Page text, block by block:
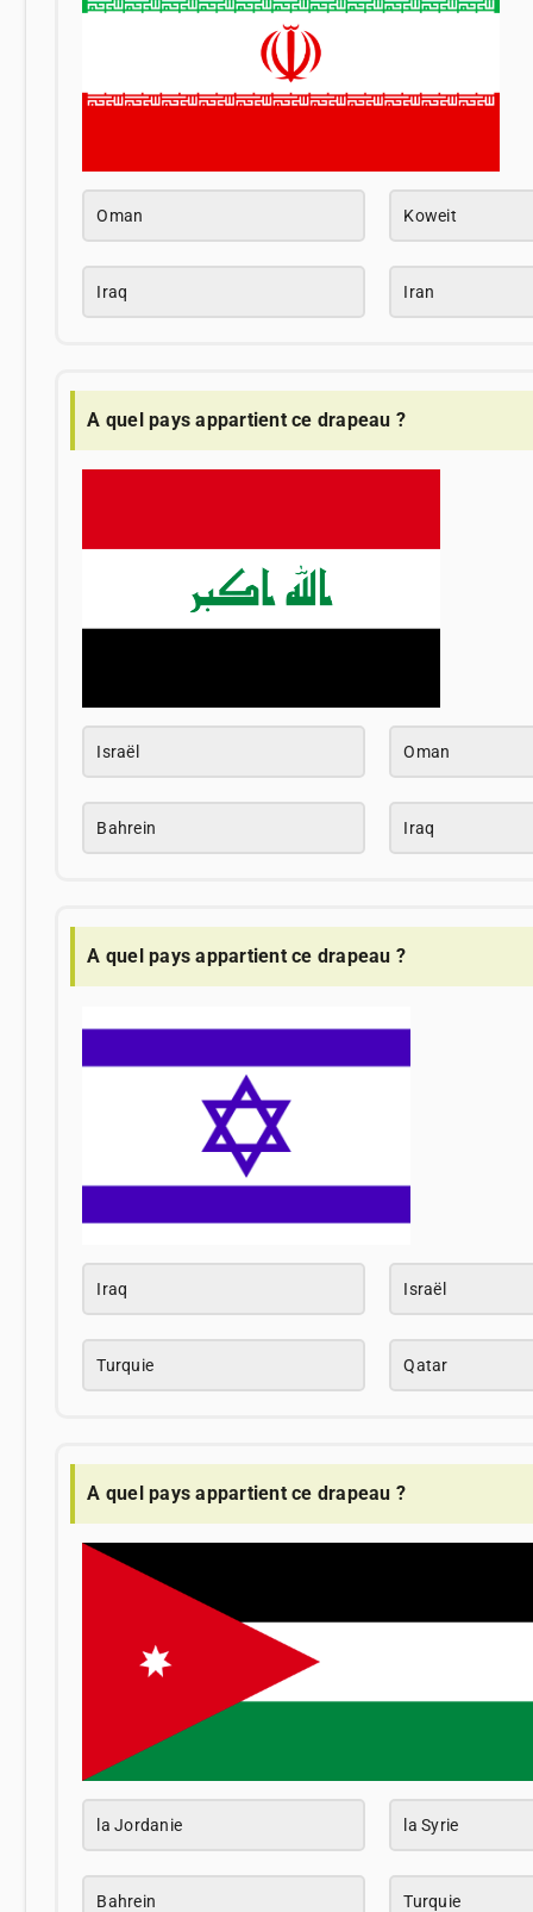
Oman Koweit
Iraq Iran
A quel pays appartient ce drapeau ?
Israël Oman
Bahrein Iraq
A quel pays appartient ce drapeau ?
Iraq Israël
Turquie Qatar
A quel pays appartient ce drapeau ?
la Jordanie la Syrie
Bahrein Turquie